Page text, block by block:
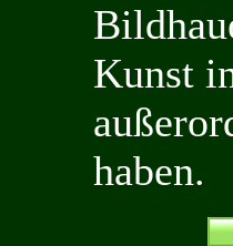
Kunst
haben.